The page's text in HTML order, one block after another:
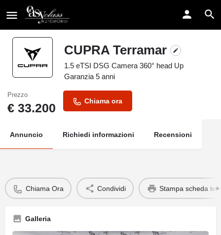
CUPRA Terramar
1.5 eTSI DSG Camera 360° head Up
Garanzia 5 anni
Prezzo
€ 33.200 Chiama ora
Annuncio Richiedi informazioni Recensioni
Chiama Ora Condividi Stampa scheda
Galleria